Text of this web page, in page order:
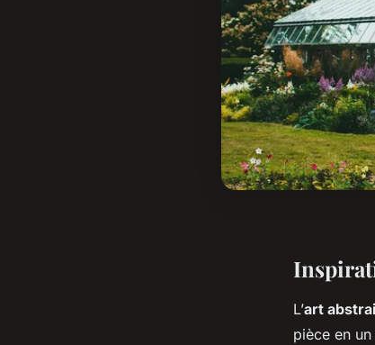
L’art
pièce en